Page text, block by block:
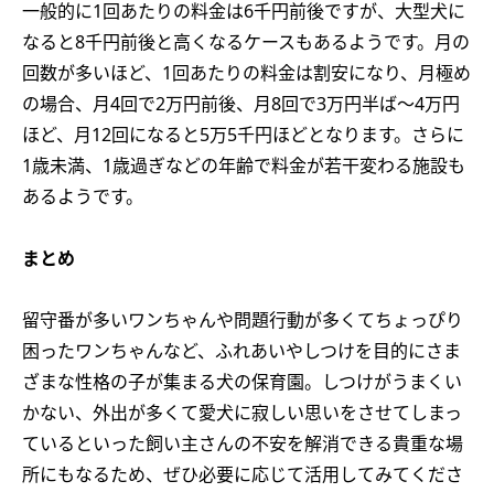
一般的に1回あたりの料金は6千円前後ですが、大型犬に
なると8千円前後と高くなるケースもあるようです。月の
回数が多いほど、1回あたりの料金は割安になり、月極め
の場合、月4回で2万円前後、月8回で3万円半ば〜4万円
ほど、月12回になると5万5千円ほどとなります。さらに
1歳未満、1歳過ぎなどの年齢で料金が若干変わる施設も
あるようです。
まとめ
留守番が多いワンちゃんや問題行動が多くてちょっぴり
困ったワンちゃんなど、ふれあいやしつけを目的にさま
ざまな性格の子が集まる犬の保育園。しつけがうまくい
かない、外出が多くて愛犬に寂しい思いをさせてしまっ
ているといった飼い主さんの不安を解消できる貴重な場
所にもなるため、ぜひ必要に応じて活用してみてくださ